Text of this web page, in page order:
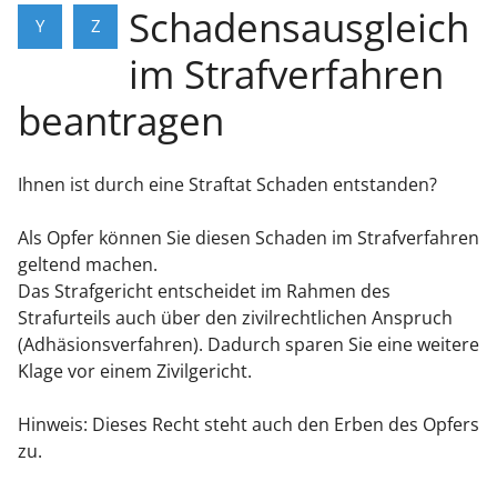
Y Z
Schadensausgleich
im Strafverfahren
beantragen
Ihnen ist durch eine Straftat Schaden entstanden?
Als Opfer können Sie diesen Schaden im Strafverfahren
geltend machen.
Das Strafgericht entscheidet im Rahmen des
Strafurteils auch über den zivilrechtlichen Anspruch
(Adhäsionsverfahren). Dadurch sparen Sie eine weitere
Klage vor einem Zivilgericht.
Hinweis: Dieses Recht steht auch den Erben des Opfers
zu.